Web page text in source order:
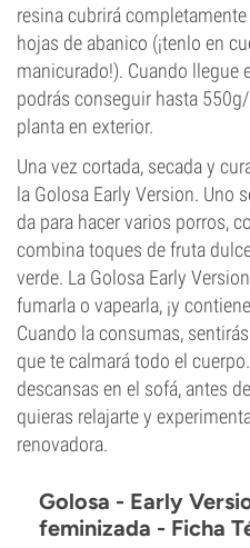
resina cubrirá
hojas de abanico (¡tenlo en
manicurado!). Cuando llegue
podrás conseguir hasta
planta en exterior.
Una vez cortada, secada y
la Golosa Early Version. Uno
da para hacer varios porros,
combina toques de fruta
verde. La Golosa Early
fumarla o vapearla, ¡y
Cuando la consumas,
que te calmará todo el
descansas en el sofá, antes
quieras relajarte y
renovadora.
Golosa - Early
feminizada - Ficha